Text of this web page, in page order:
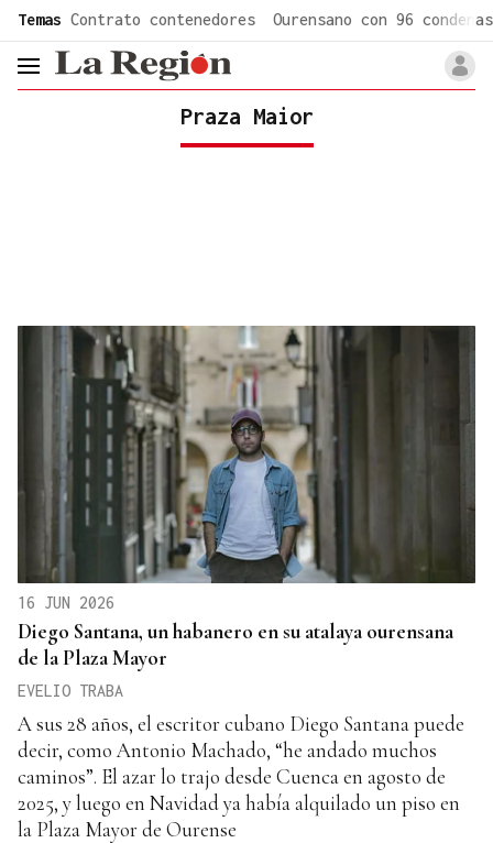
Temas Contrato contenedores Ourensano con 96 condenas
header.menu.open
Praza Maior
16 JUN 2026
Diego Santana, un habanero en su atalaya ourensana
de la Plaza Mayor
EVELIO TRABA
A sus 28 años, el escritor cubano Diego Santana puede
decir, como Antonio Machado, “he andado muchos
caminos”. El azar lo trajo desde Cuenca en agosto de
2025, y luego en Navidad ya había alquilado un piso en
la Plaza Mayor de Ourense